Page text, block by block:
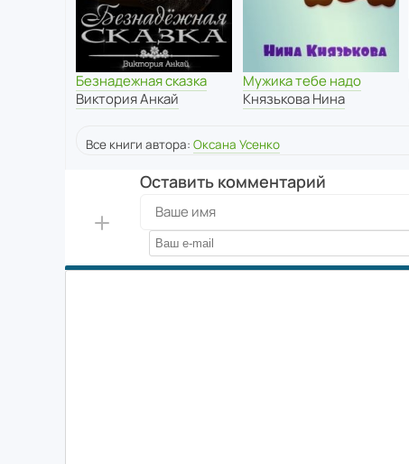
Безнадежная сказка
Виктория Анкай
Мужика тебе надо
Князькова Нина
Все книги автора: Оксана Усенко
Оставить комментарий